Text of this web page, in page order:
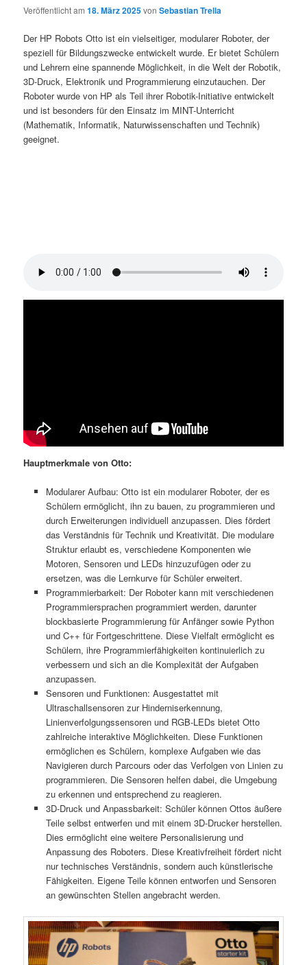
Veröffentlicht am18. März 2025vonSebastian Trella
Der HP Robots Otto ist ein vielseitiger, modularer Roboter, der
speziell für Bildungszwecke entwickelt wurde. Er bietet Schülern
und Lehrern eine spannende Möglichkeit, in die Welt der Robotik,
3D-Druck, Elektronik und Programmierung einzutauchen. Der
Roboter wurde von HP als Teil ihrer Robotik-Initiative entwickelt
und ist besonders für den Einsatz im MINT-Unterricht
(Mathematik, Informatik, Naturwissenschaften und Technik)
geeignet.
Hauptmerkmale von Otto:
Modularer Aufbau: Otto ist ein modularer Roboter, der es
Schülern ermöglicht, ihn zu bauen, zu programmieren und
durch Erweiterungen individuell anzupassen. Dies fördert
das Verständnis für Technik und Kreativität. Die modulare
Struktur erlaubt es, verschiedene Komponenten wie
Motoren, Sensoren und LEDs hinzuzufügen oder zu
ersetzen, was die Lernkurve für Schüler erweitert.
Programmierbarkeit: Der Roboter kann mit verschiedenen
Programmiersprachen programmiert werden, darunter
blockbasierte Programmierung für Anfänger sowie Python
und C++ für Fortgeschrittene. Diese Vielfalt ermöglicht es
Schülern, ihre Programmierfähigkeiten kontinuierlich zu
verbessern und sich an die Komplexität der Aufgaben
anzupassen.
Sensoren und Funktionen: Ausgestattet mit
Ultraschallsensoren zur Hinderniserkennung,
Linienverfolgungssensoren und RGB-LEDs bietet Otto
zahlreiche interaktive Möglichkeiten. Diese Funktionen
ermöglichen es Schülern, komplexe Aufgaben wie das
Navigieren durch Parcours oder das Verfolgen von Linien zu
programmieren. Die Sensoren helfen dabei, die Umgebung
zu erkennen und entsprechend zu reagieren.
3D-Druck und Anpassbarkeit: Schüler können Ottos äußere
Teile selbst entwerfen und mit einem 3D-Drucker herstellen.
Dies ermöglicht eine weitere Personalisierung und
Anpassung des Roboters. Diese Kreativfreiheit fördert nicht
nur technisches Verständnis, sondern auch künstlerische
Fähigkeiten. Eigene Teile können entworfen und Sensoren
an gewünschten Stellen angebracht werden.